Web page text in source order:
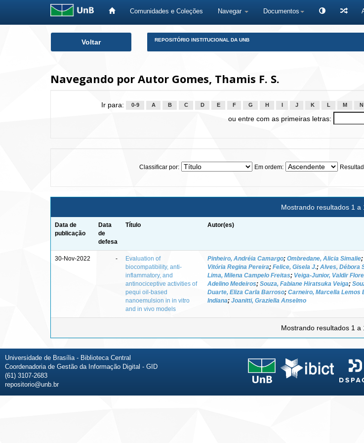
Comunidades e Coleções Navegar Documentos
Voltar REPOSITÓRIO INSTITUCIONAL DA UNB
Navegando por Autor Gomes, Thamis F. S.
Ir para: 0-9 A B C D E F G H J K L M N
ou entre com as primeiras letras:
Classificar por: Em ordem:
Mostrando resultados 1 a
Data de
publicação
Data
de
defesa
Título Autor(es)
30-Nov-2022 -
Evaluation of
biocompatibility, anti-
inflammatory, and
antinociceptive activities of
pequi oil-based
nanoemulsion in in vitro
and in vivo models
Pinheiro, Andréia Camargo; Ombredane, Alicia Simalie;
Vitória Regina Pereira; Felice, Gisela J.; Alves, Débora
Lima, Milena Campelo Freitas; Veiga-Junior, Valdir
Adelino Medeiros; Souza, Fabiane Hiratsuka Veiga;
Duarte, Eliza Carla Barroso; Carneiro, Marcella Lemos
Indiana; Joanitti, Graziella Anselmo
Mostrando resultados 1 a
Universidade de Brasília - Biblioteca Central
Coordenadoria de Gestão da Informação Digital - GID
(61) 3107-2683
repositorio@unb.br